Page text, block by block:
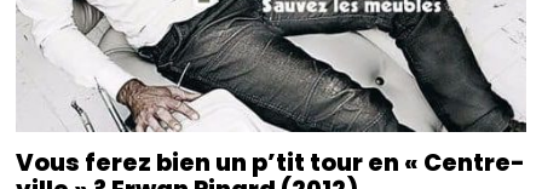
Vous ferez bien un p’tit tour en « Centre-